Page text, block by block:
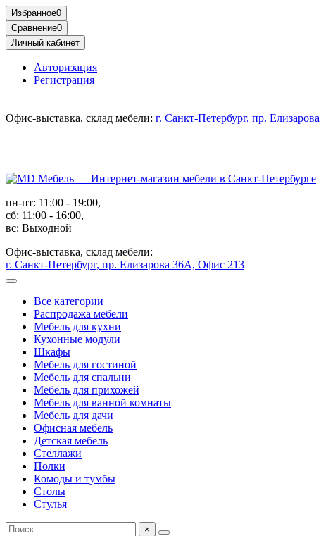
Избранное0
Сравнение0
Личный кабинет
Авторизация
Регистрация
Офис-выставка, склад мебели: г. Санкт-Петербург, пр.
пн-пт: 11:00 - 19:00,
сб: 11:00 - 16:00,
вс: Выходной
Офис-выставка, склад мебели:
г. Санкт-Петербург, пр. Елизарова 36А, Офис 213
Все категории
Распродажа мебели
Мебель для кухни
Кухонные модули
Шкафы
Мебель для гостиной
Мебель для спальни
Мебель для прихожей
Мебель для ванной комнаты
Мебель для дачи
Офисная мебель
Детская мебель
Стеллажи
Полки
Комоды и тумбы
Столы
Стулья
×